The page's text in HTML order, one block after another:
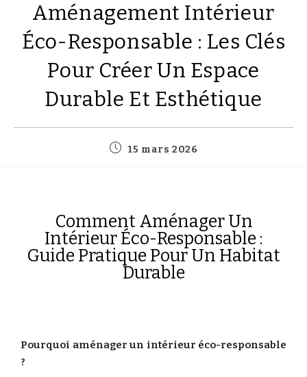
Aménagement Intérieur
Éco-Responsable : Les Clés
Pour Créer Un Espace
Durable Et Esthétique
15 mars 2026
Comment Aménager Un
Intérieur Éco-Responsable :
Guide Pratique Pour Un Habitat
Durable
Pourquoi aménager un intérieur éco-responsable
?